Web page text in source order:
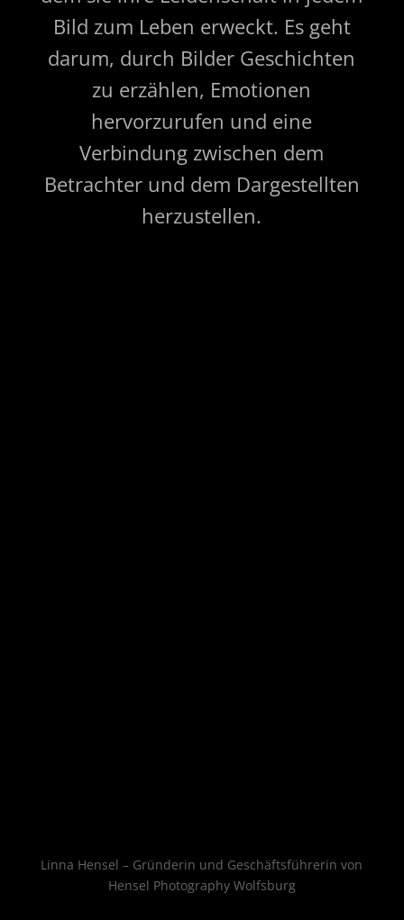
Bild zum Leben erweckt. Es geht
darum, durch Bilder Geschichten
zu erzählen, Emotionen
hervorzurufen und eine
Verbindung zwischen dem
Betrachter und dem Dargestellten
herzustellen.
Linna Hensel – Gründerin und Geschäftsführerin von
Hensel Photography Wolfsburg